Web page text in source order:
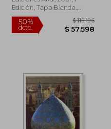
Edición, Tapa Blanda,
Nuevo